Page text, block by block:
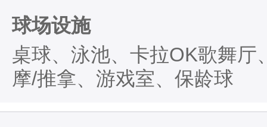
球场设施
桌球、泳池、卡拉OK歌舞
摩/推拿、游戏室、保龄球